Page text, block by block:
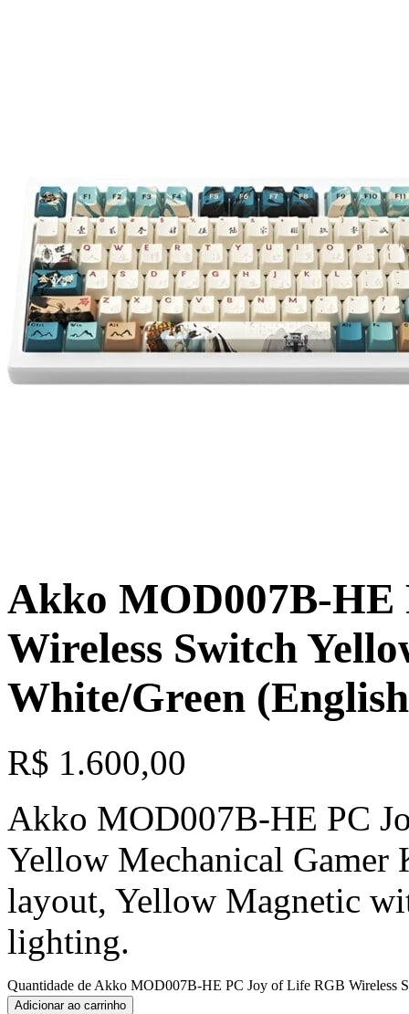
Akko MOD007B-HE
Wireless Switch
White/Green
R$ 1.600,00
Akko MOD007B-HE PC
Yellow Mechanical
layout, Yellow Magnetic
lighting.
Quantidade de Akko MOD007B-HE PC Joy of Life RGB Wireless
Adicionar ao carrinho